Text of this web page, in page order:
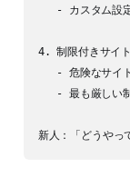
4. 制限付きサイト